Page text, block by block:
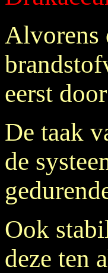
Alvorens
eerst
De taak
de
Ook
deze ten